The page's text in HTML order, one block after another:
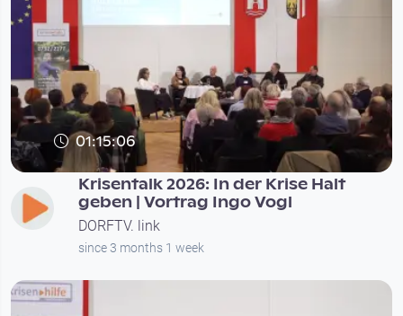
01:15:06
Krisentalk 2026: In der Krise Halt
geben | Vortrag Ingo Vogl
DORFTV. link
since 3 months 1 week